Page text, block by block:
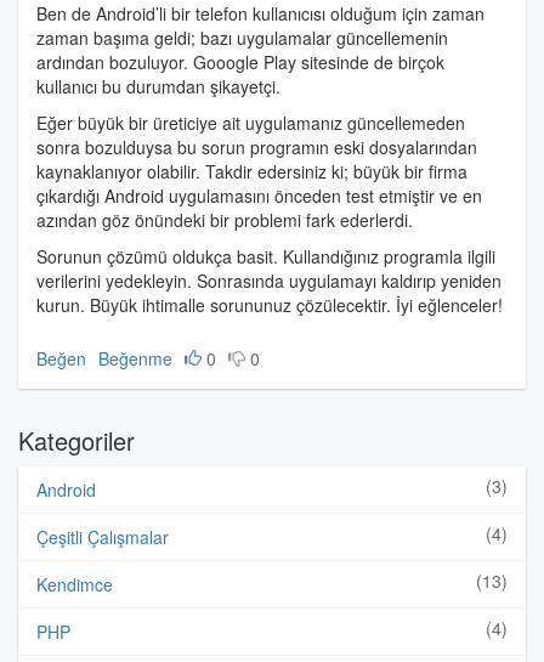
Özdemir
Ben de Android’li bir telefon kullanıcısı olduğum için zaman
zaman başıma geldi; bazı uygulamalar güncellemenin
ardından bozuluyor. Gooogle Play sitesinde de birçok
kullanıcı bu durumdan şikayetçi.
Eğer büyük bir üreticiye ait uygulamanız güncellemeden
sonra bozulduysa bu sorun programın eski dosyalarından
kaynaklanıyor olabilir. Takdir edersiniz ki; büyük bir firma
çıkardığı Android uygulamasını önceden test etmiştir ve en
azından göz önündeki bir problemi fark ederlerdi.
Sorunun çözümü oldukça basit. Kullandığınız programla ilgili
verilerini yedekleyin. Sonrasında uygulamayı kaldırıp yeniden
kurun. Büyük ihtimalle sorununuz çözülecektir. İyi eğlenceler!
Beğen Beğenme 0 0
Kategoriler
Android (3)
Çeşitli Çalışmalar (4)
Kendimce (13)
PHP (4)